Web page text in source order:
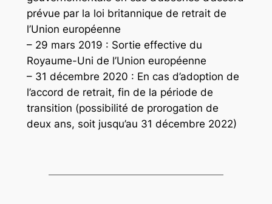
prévue par la loi britannique de retrait de
l’Union européenne
– 29 mars 2019 : Sortie effective du
Royaume-Uni de l’Union européenne
– 31 décembre 2020 : En cas d’adoption de
l’accord de retrait, fin de la période de
transition (possibilité de prorogation de
deux ans, soit jusqu’au 31 décembre 2022)